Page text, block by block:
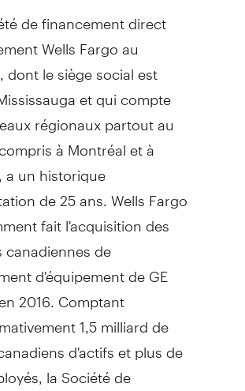
de financement direct
Wells Fargo au
, dont le siège social est
et qui compte
régionaux partout au
à Montréal et à
a un historique
de 25 ans. WellsFargo
fait l'acquisition des
canadiennes de
d'équipement de GE
2016. Comptant
1,5 milliard de
d'actifs et plus de
la Société de